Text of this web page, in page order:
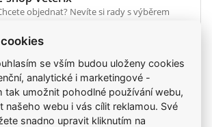
elektrolytů - Pomáhá
ztráty způsobené zvracením a
- Stimulujeperistaltiku
traktu a má ochranné a
účinky.
objednat? Nevíte si rady s výběrem
(Po–Pá, 8–15h)
se vším budou uloženy cookies
analytické i marketingové -
tak umožnit pohodlné používání webu,
našeho webu i vás cílit reklamou. Své
snadno upravit kliknutím na